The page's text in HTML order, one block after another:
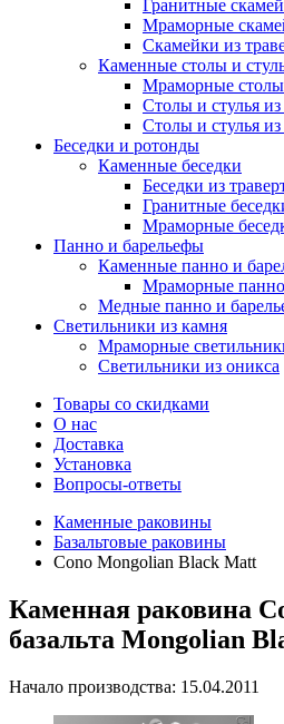
Гранитные
Мраморные
Скамейки из
Каменные столы и
Мраморные столы
Столы и стулья из
Столы и стулья из
Беседки и ротонды
Каменные беседки
Беседки из
Гранитные
Мраморные
Панно и барельефы
Каменные панно и
Мраморные
Медные панно и
Светильники из камня
Мраморные
Светильники из оникса
Товары со скидками
О нас
Доставка
Установка
Вопросы-ответы
Каменные раковины
Базальтовые раковины
Cono Mongolian Black Matt
Каменная раковина
базальта Mongolian
Начало производства: 15.04.2011